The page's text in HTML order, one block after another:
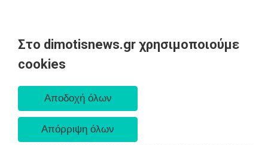
Στο dimotisnews.gr χρησιμοποιούμε
cookies